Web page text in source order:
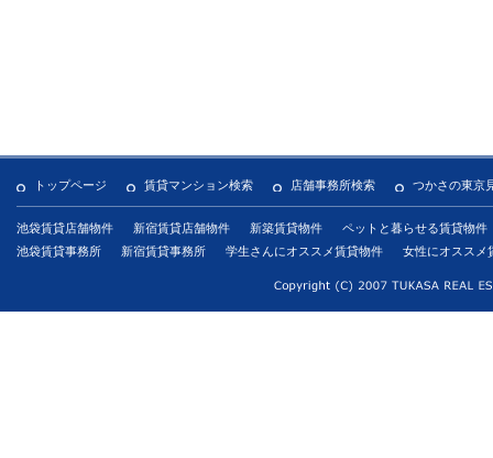
トップページ 賃貸マンション検索 店舗事務所検索 つかさの東京
池袋賃貸店舗物件 新宿賃貸店舗物件 新築賃貸物件
ペットと暮らせる賃貸物件
池袋賃貸事務所
新宿賃貸事務所 学生さんにオススメ賃貸物件 女性にオススメ